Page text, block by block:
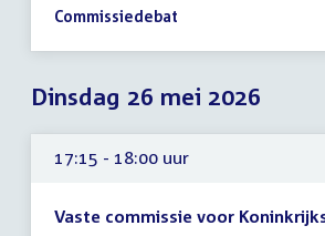
-
uur
Commissiedebat
Dinsdag 26 mei 2026
17:15 - 18:00 uur
Vaste commissie voor